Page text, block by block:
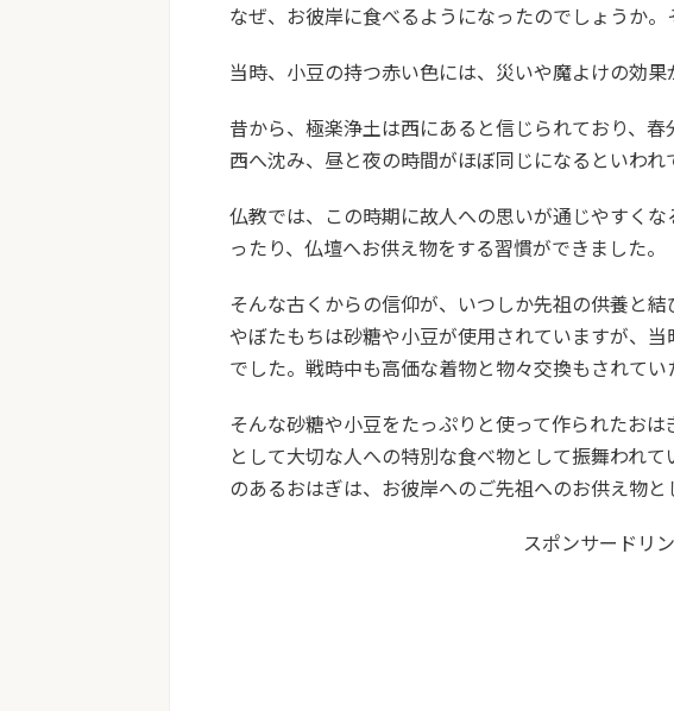
なぜ、お彼岸に食べるようになったのでしょうか。
当時、小豆の持つ赤い色には、災いや魔よけの効果
昔から、極楽浄土は西にあると信じられており、
西へ沈み、昼と夜の時間がほぼ同じになるといわれ
仏教では、この時期に故人への思いが通じやすく
ったり、仏壇へお供え物をする習慣ができました。
そんな古くからの信仰が、いつしか先祖の供養と
やぼたもちは砂糖や小豆が使用されていますが、
でした。戦時中も高価な着物と物々交換もされてい
そんな砂糖や小豆をたっぷりと使って作られたお
として大切な人への特別な食べ物として振舞われ
のあるおはぎは、お彼岸へのご先祖へのお供え物と
スポンサードリ